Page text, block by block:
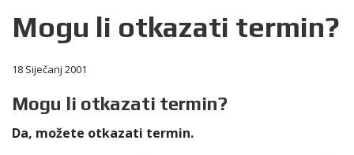
Mogu li otkazati termin?
18 Siječanj 2001
Mogu li otkazati termin?
Da, možete otkazati termin.